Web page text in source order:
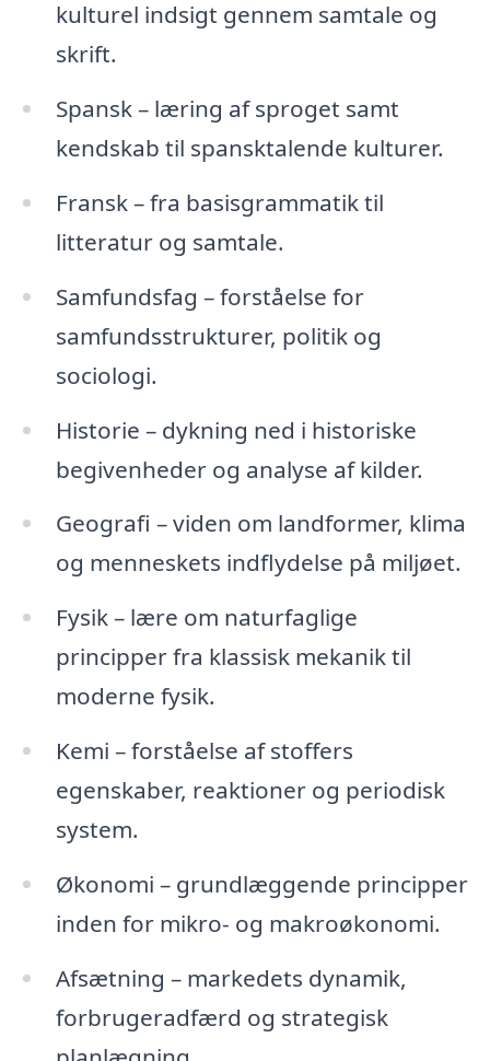
kulturel indsigt gennem samtale og
skrift.
Spansk – læring af sproget samt
kendskab til spansktalende kulturer.
Fransk – fra basisgrammatik til
litteratur og samtale.
Samfundsfag – forståelse for
samfundsstrukturer, politik og
sociologi.
Historie – dykning ned i historiske
begivenheder og analyse af kilder.
Geografi – viden om landformer, klima
og menneskets indflydelse på miljøet.
Fysik – lære om naturfaglige
principper fra klassisk mekanik til
moderne fysik.
Kemi – forståelse af stoffers
egenskaber, reaktioner og periodisk
system.
Økonomi – grundlæggende principper
inden for mikro- og makroøkonomi.
Afsætning – markedets dynamik,
forbrugeradfærd og strategisk